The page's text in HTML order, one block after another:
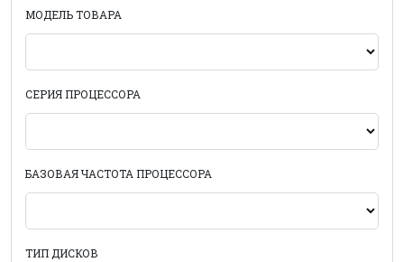
МОДЕЛЬ ТОВАРА
СЕРИЯ ПРОЦЕССОРА
БАЗОВАЯ ЧАСТОТА ПРОЦЕССОРА
ТИП ДИСКОВ